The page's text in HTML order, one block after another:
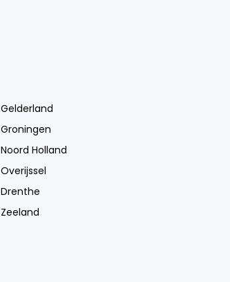
Gelderland
Groningen
Noord Holland
Overijssel
Drenthe
Zeeland